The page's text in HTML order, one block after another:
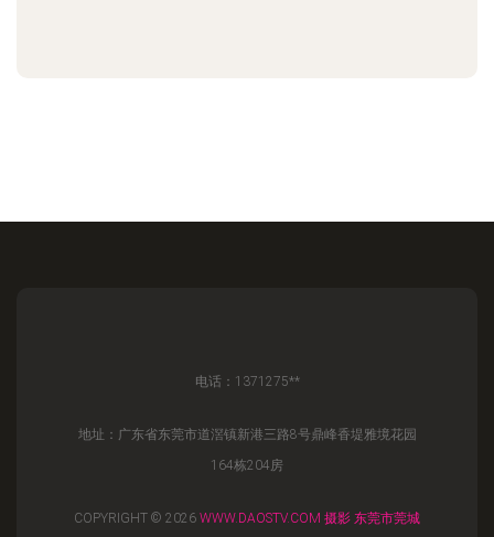
电话：1371275**
地址：广东省东莞市道滘镇新港三路8号鼎峰香堤雅境花园
164栋204房
COPYRIGHT © 2026 WWW.DAOSTV.COM 摄影 东莞市莞城